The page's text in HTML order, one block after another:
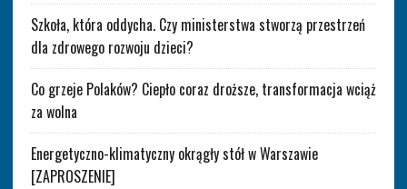
Szkoła, która oddycha. Czy ministerstwa stworzą przestrzeń
dla zdrowego rozwoju dzieci?
Co grzeje Polaków? Ciepło coraz droższe, transformacja wciąż
za wolna
Energetyczno-klimatyczny okrągły stół w Warszawie
[ZAPROSZENIE]